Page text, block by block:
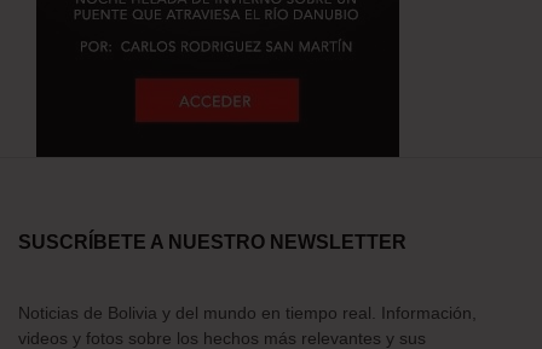
SUSCRÍBETE A NUESTRO NEWSLETTER
Noticias de Bolivia y del mundo en tiempo real. Información,
videos y fotos sobre los hechos más relevantes y sus